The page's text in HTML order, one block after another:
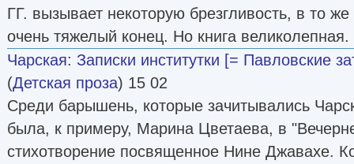
ГГ. вызывает некоторую брезгливость, в то
очень тяжелый конец. Но книга великолепная.
Чарская: Записки институтки [= Павловские
(Детская проза) 15 02
Среди барышень, которые зачитывались
была, к примеру, Марина Цветаева, в
стихотворение посвященное Нине Джавахе.